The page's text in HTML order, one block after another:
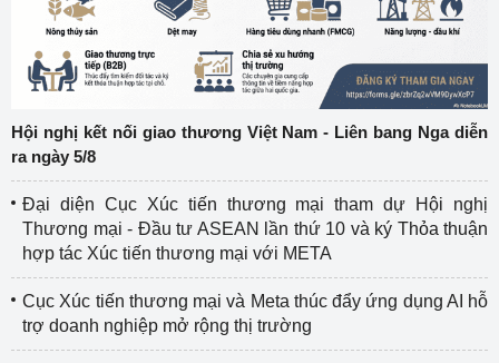
Hội nghị kết nối giao thương Việt Nam - Liên bang Nga diễn
ra ngày 5/8
Đại diện Cục Xúc tiến thương mại tham dự Hội nghị
Thương mại - Đầu tư ASEAN lần thứ 10 và ký Thỏa thuận
hợp tác Xúc tiến thương mại với META
Cục Xúc tiến thương mại và Meta thúc đẩy ứng dụng AI hỗ
trợ doanh nghiệp mở rộng thị trường